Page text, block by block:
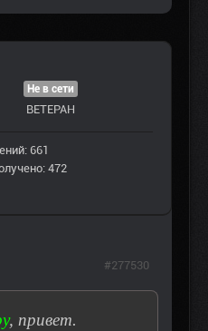
Не в сети
ВЕТЕРАН
661
472
, привет.
#277530